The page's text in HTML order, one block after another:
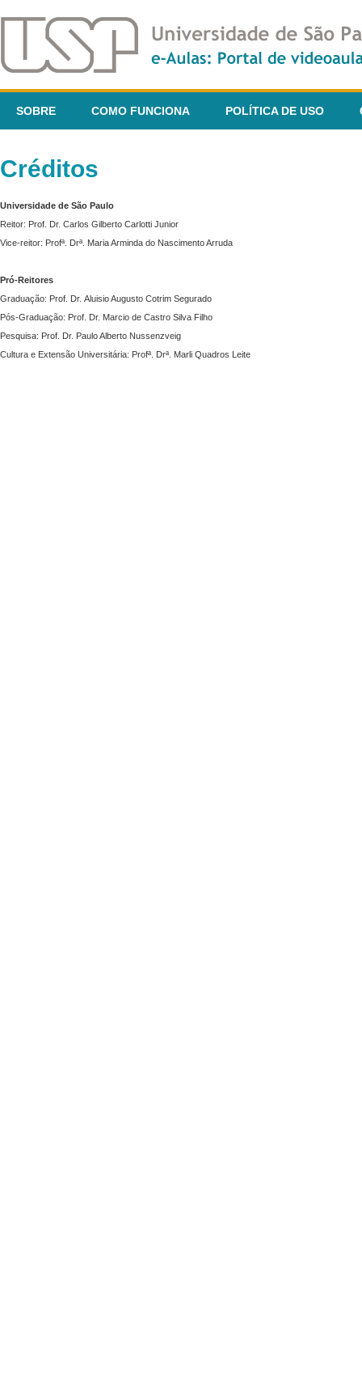
SOBRE COMO FUNCIONA POLÍTICA DE USO
Créditos
Universidade de São Paulo
Reitor: Prof. Dr. Carlos Gilberto Carlotti Junior
Vice-reitor: Profª. Drª. Maria Arminda do Nascimento Arruda
Pró-Reitores
Graduação: Prof. Dr. Aluisio Augusto Cotrim Segurado
Pós-Graduação: Prof. Dr. Marcio de Castro Silva Filho
Pesquisa: Prof. Dr. Paulo Alberto Nussenzveig
Cultura e Extensão Universitária: Profª. Drª. Marli Quadros Leite